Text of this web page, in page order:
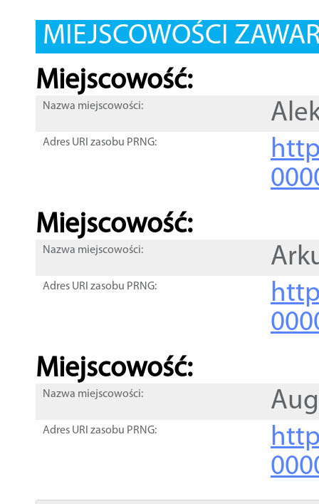
MIEJSCOWOŚCI
Miejscowość:
Nazwa miejscowości:
Adres URI zasobu PRNG:
Miejscowość:
Nazwa miejscowości:
Adres URI zasobu PRNG:
Miejscowość:
Nazwa miejscowości:
Adres URI zasobu PRNG: